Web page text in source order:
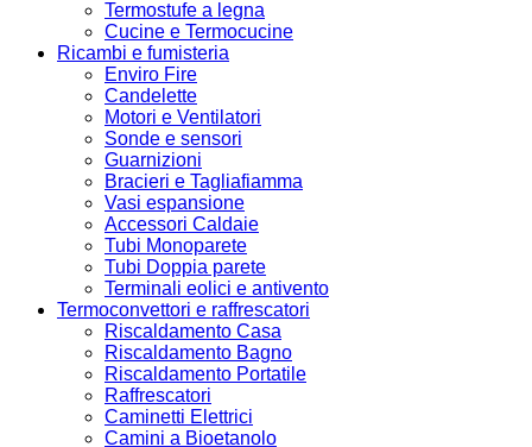
Termostufe a legna
Cucine e Termocucine
Ricambi e fumisteria
Enviro Fire
Candelette
Motori e Ventilatori
Sonde e sensori
Guarnizioni
Bracieri e Tagliafiamma
Vasi espansione
Accessori Caldaie
Tubi Monoparete
Tubi Doppia parete
Terminali eolici e antivento
Termoconvettori e raffrescatori
Riscaldamento Casa
Riscaldamento Bagno
Riscaldamento Portatile
Raffrescatori
Caminetti Elettrici
Camini a Bioetanolo